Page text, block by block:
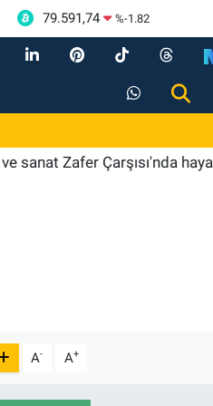
79.591,74 %-1.82
Zafer Çarşısı'nda hayat buldu
A- A+